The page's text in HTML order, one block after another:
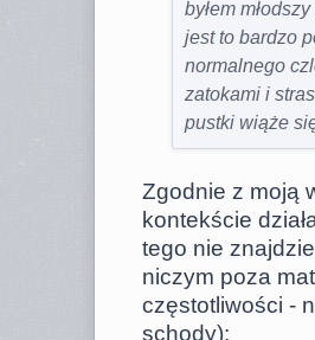
byłem
jest to bardzo
normalnego
zatokami i
pustki wiąże
Zgodnie z moją
kontekście
tego nie
niczym poza
częstotliwości -
schody):